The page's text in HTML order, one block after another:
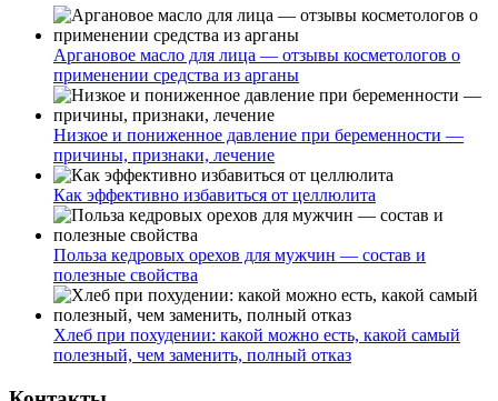
Аргановое масло для лица — отзывы косметологов о
применении средства из арганы
Низкое и пониженное давление при беременности —
причины, признаки, лечение
Как эффективно избавиться от целлюлита
Польза кедровых орехов для мужчин — состав и
полезные свойства
Хлеб при похудении: какой можно есть, какой самый
полезный, чем заменить, полный отказ